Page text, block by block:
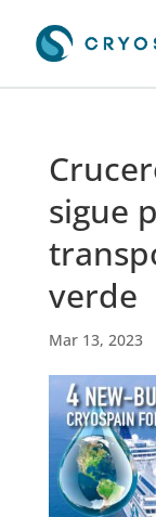
sigue
verde
Mar 13, 2023